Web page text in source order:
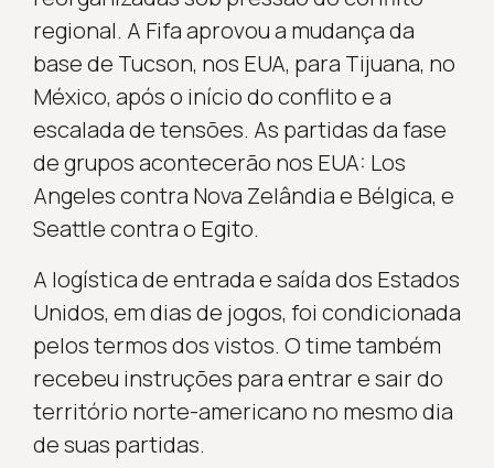
regional. A Fifa aprovou a mudança da
base de Tucson, nos EUA, para Tijuana, no
México, após o início do conflito e a
escalada de tensões. As partidas da fase
de grupos acontecerão nos EUA: Los
Angeles contra Nova Zelândia e Bélgica, e
Seattle contra o Egito.
A logística de entrada e saída dos Estados
Unidos, em dias de jogos, foi condicionada
pelos termos dos vistos. O time também
recebeu instruções para entrar e sair do
território norte-americano no mesmo dia
de suas partidas.